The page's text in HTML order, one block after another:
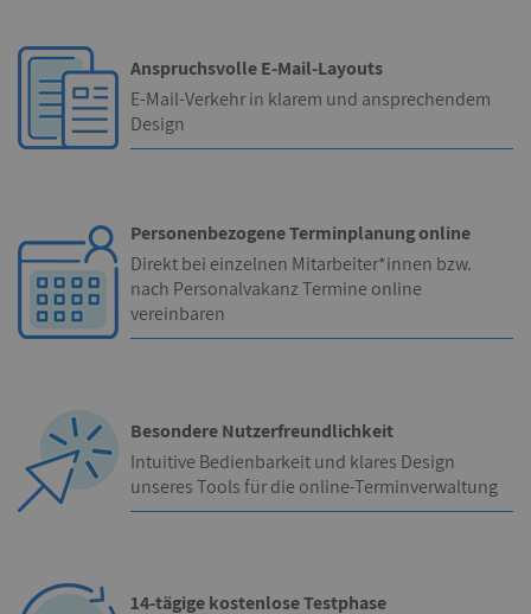
Anspruchsvolle E-Mail-Layouts
E-Mail-Verkehr in klarem und ansprechendem
Design
Personenbezogene Terminplanung online
Direkt bei einzelnen Mitarbeiter*innen bzw.
nach Personalvakanz Termine online
vereinbaren
Besondere Nutzerfreundlichkeit
Intuitive Bedienbarkeit und klares Design
unseres Tools für die online-Terminverwaltung
14-tägige kostenlose Testphase